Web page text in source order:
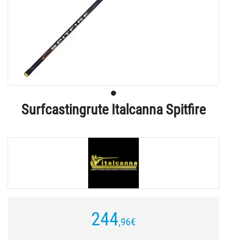
Surfcastingrute Italcanna Spitfire
244,96€